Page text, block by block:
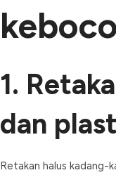
1.
dan
Retakan halus kadang-